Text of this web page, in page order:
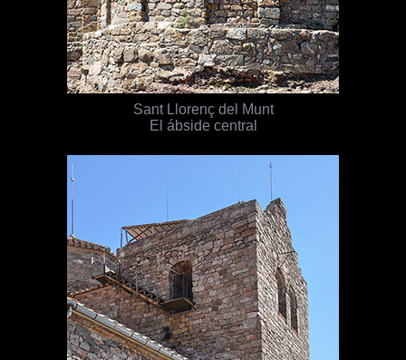
Sant Llorenç del Munt
El ábside central